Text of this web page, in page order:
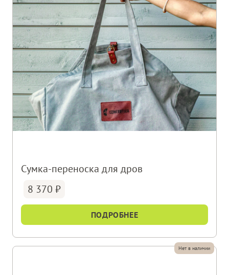
Сумка-переноска для дров
8 370
ПОДРОБНЕЕ
Нет в наличии